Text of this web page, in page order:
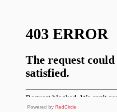
Powered by RedCircle